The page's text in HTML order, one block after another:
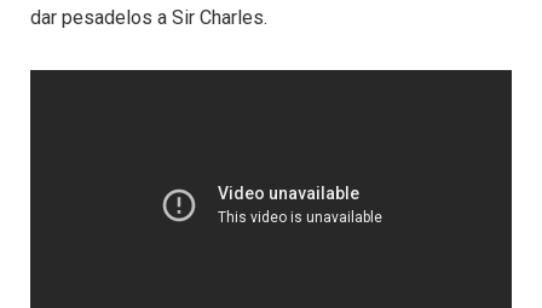
dar pesadelos a Sir Charles.